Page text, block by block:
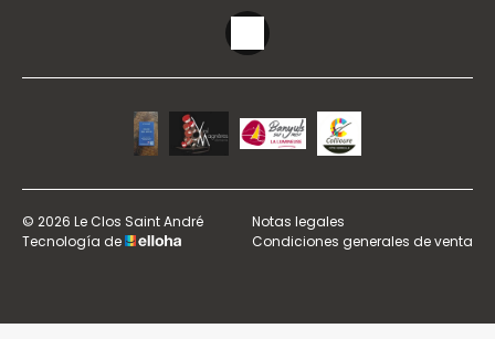
© 2026 Le Clos Saint André
Tecnología de
Notas legales
Condiciones generales de venta